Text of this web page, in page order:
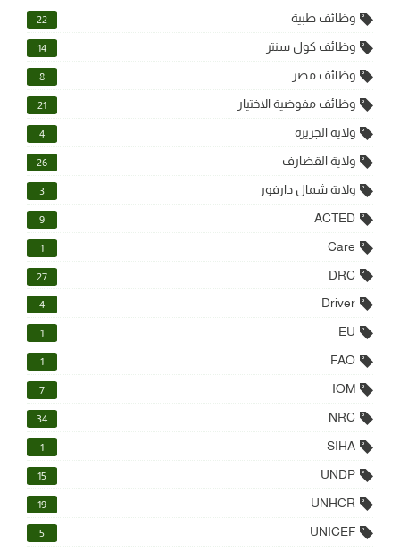
وظائف طبية 22
وظائف كول سنتر 14
وظائف مصر 8
وظائف مفوضية الاختيار 21
ولاية الجزيرة 4
ولاية القضارف 26
ولاية شمال دارفور 3
ACTED
9
Care
1
DRC
27
Driver
4
EU
1
FAO
1
IOM
7
NRC
34
SIHA
1
UNDP
15
UNHCR
19
UNICEF
5